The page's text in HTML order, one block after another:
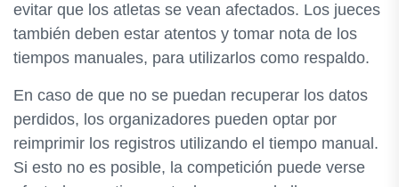
evitar que los atletas se vean afectados. Los jueces
también deben estar atentos y tomar nota de los
tiempos manuales, para utilizarlos como respaldo.
En caso de que no se puedan recuperar los datos
perdidos, los organizadores pueden optar por
reimprimir los registros utilizando el tiempo manual.
Si esto no es posible, la competición puede verse